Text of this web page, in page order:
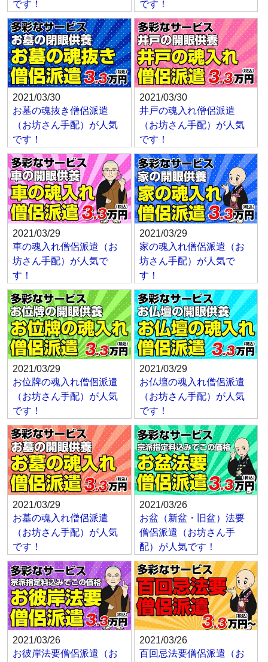
です！ です！
2021/03/30
お墓の魂抜き僧侶派遣
（お坊さん手配）が人気
です！
2021/03/30
井戸の魂入れ僧侶派遣
（お坊さん手配）が人気
です！
2021/03/29
車の魂入れ僧侶派遣（お
坊さん手配）が人気で
す！
2021/03/29
家の魂入れ僧侶派遣（お
坊さん手配）が人気で
す！
2021/03/29
お位牌の魂入れ僧侶派遣
（お坊さん手配）が人気
です！
2021/03/29
お仏壇の魂入れ僧侶派遣
（お坊さん手配）が人気
です！
2021/03/29
お墓の魂入れ僧侶派遣
（お坊さん手配）が人気
です！
2021/03/26
お盆（新盆・旧盆）法要
僧侶派遣（お坊さん手
配）が人気です！
2021/03/26
お彼岸法要僧侶派遣（お
2021/03/26
百回忌法要僧侶派遣（お